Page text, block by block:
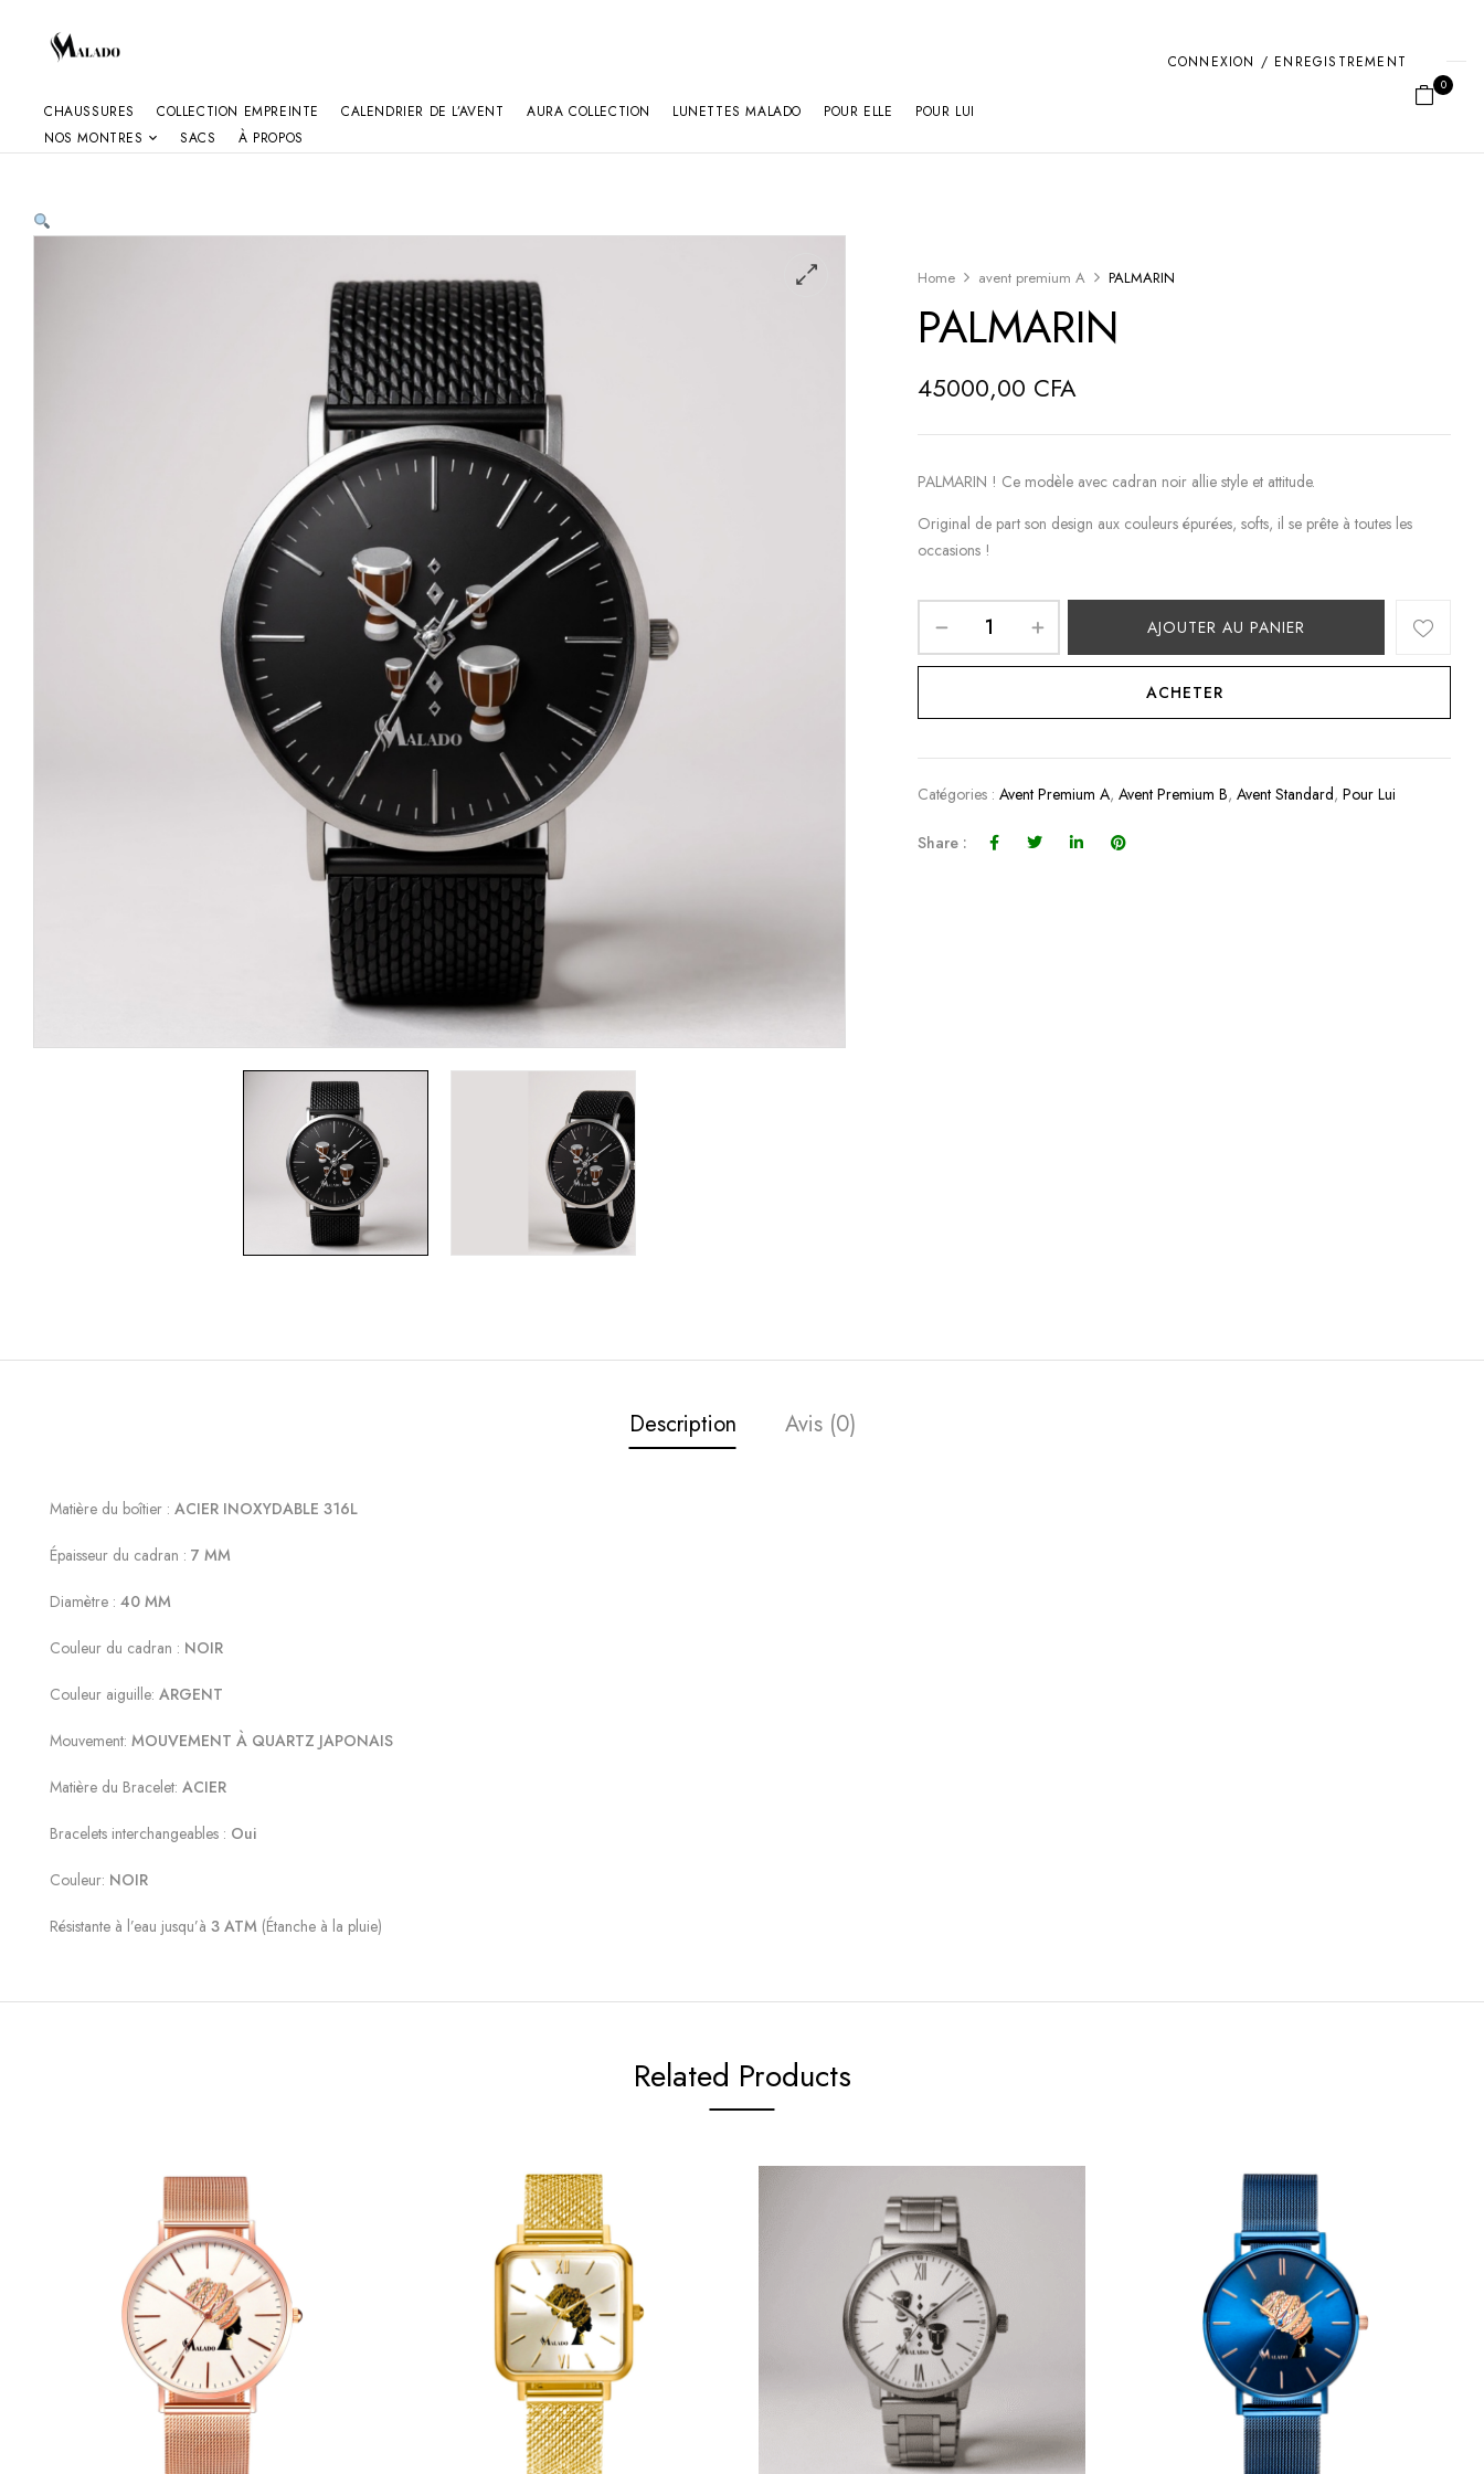
CHAUSSURES COLLECTION EMPREINTE CALENDRIER DE L’AVENT AURA COLLECTION LUNETTES MALADO POUR ELLE
POUR LUI
NOS MONTRES
SACS À PROPOS
CONNEXION / ENREGISTREMENT
0
Home avent premium A PALMARIN
PALMARIN
45000,00 CFA
PALMARIN ! Ce modèle avec cadran noir allie style et attitude.
Original de part son design aux couleurs épurées, softs, il se prête à toutes les
occasions !
AJOUTER AU PANIER
ACHETER
Catégories :Avent Premium A,Avent Premium B,Avent Standard,Pour Lui
Share :
Description Avis (0)
Matière du boîtier : ACIER INOXYDABLE 316L
Épaisseur du cadran : 7 MM
Diamètre : 40 MM
Couleur du cadran : NOIR
Couleur aiguille: ARGENT
Mouvement: MOUVEMENT À QUARTZ JAPONAIS
Matière du Bracelet: ACIER
Bracelets interchangeables : Oui
Couleur: NOIR
Résistante à l’eau jusqu’à 3 ATM (Étanche à la pluie)
Related Products